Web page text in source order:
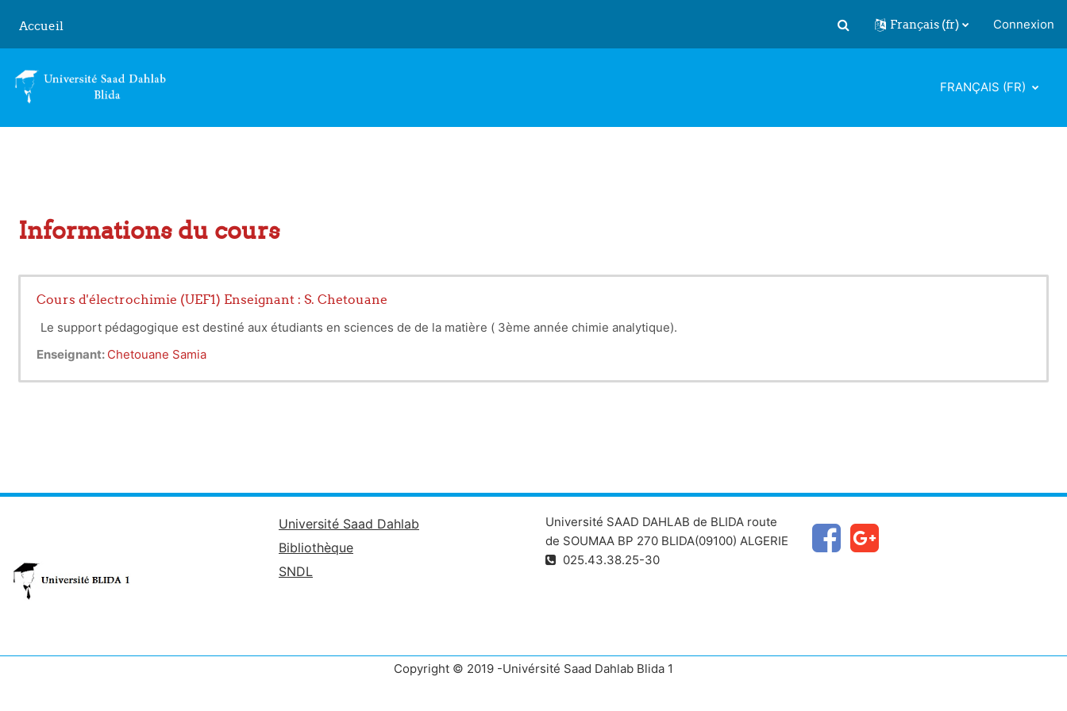
Accueil
Activer/désactiver la saisie de
Français ‎(fr)‎ Connexion
FRANÇAIS ‎(FR)‎
Informations du cours
Cours d'électrochimie (UEF1) Enseignant : S. Chetouane
Le support pédagogique est destiné aux étudiants en sciences de de la matière ( 3ème année chimie analytique).
Enseignant: Chetouane Samia
Université Saad Dahlab
Bibliothèque
SNDL
Université SAAD DAHLAB de BLIDA route
de SOUMAA BP 270 BLIDA(09100) ALGERIE
025.43.38.25-30
Copyright © 2019 -Univérsité Saad Dahlab Blida 1